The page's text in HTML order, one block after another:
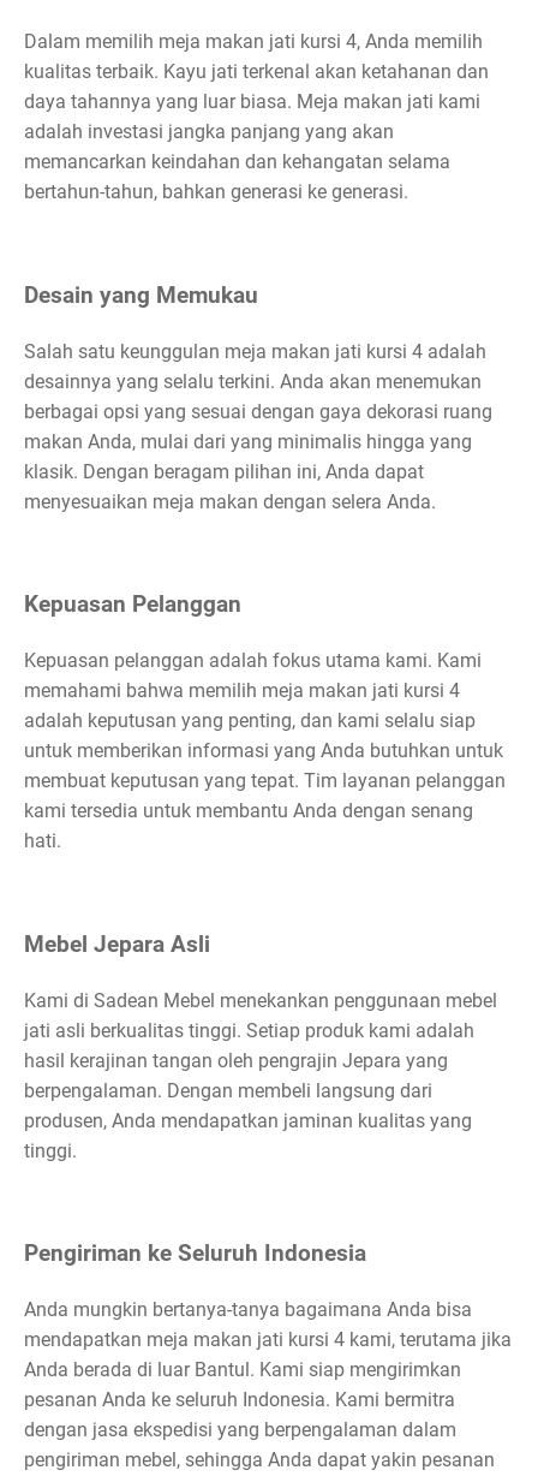
Dalam memilih meja makan jati kursi 4, Anda memilih
kualitas terbaik. Kayu jati terkenal akan ketahanan dan
daya tahannya yang luar biasa. Meja makan jati kami
adalah investasi jangka panjang yang akan
memancarkan keindahan dan kehangatan selama
bertahun-tahun, bahkan generasi ke generasi.
Desain yang Memukau
Salah satu keunggulan meja makan jati kursi 4 adalah
desainnya yang selalu terkini. Anda akan menemukan
berbagai opsi yang sesuai dengan gaya dekorasi ruang
makan Anda, mulai dari yang minimalis hingga yang
klasik. Dengan beragam pilihan ini, Anda dapat
menyesuaikan meja makan dengan selera Anda.
Kepuasan Pelanggan
Kepuasan pelanggan adalah fokus utama kami. Kami
memahami bahwa memilih meja makan jati kursi 4
adalah keputusan yang penting, dan kami selalu siap
untuk memberikan informasi yang Anda butuhkan untuk
membuat keputusan yang tepat. Tim layanan pelanggan
kami tersedia untuk membantu Anda dengan senang
hati.
Mebel Jepara Asli
Kami di Sadean Mebel menekankan penggunaan mebel
jati asli berkualitas tinggi. Setiap produk kami adalah
hasil kerajinan tangan oleh pengrajin Jepara yang
berpengalaman. Dengan membeli langsung dari
produsen, Anda mendapatkan jaminan kualitas yang
tinggi.
Pengiriman ke Seluruh Indonesia
Anda mungkin bertanya-tanya bagaimana Anda bisa
mendapatkan meja makan jati kursi 4 kami, terutama jika
Anda berada di luar Bantul. Kami siap mengirimkan
pesanan Anda ke seluruh Indonesia. Kami bermitra
dengan jasa ekspedisi yang berpengalaman dalam
pengiriman mebel, sehingga Anda dapat yakin pesanan